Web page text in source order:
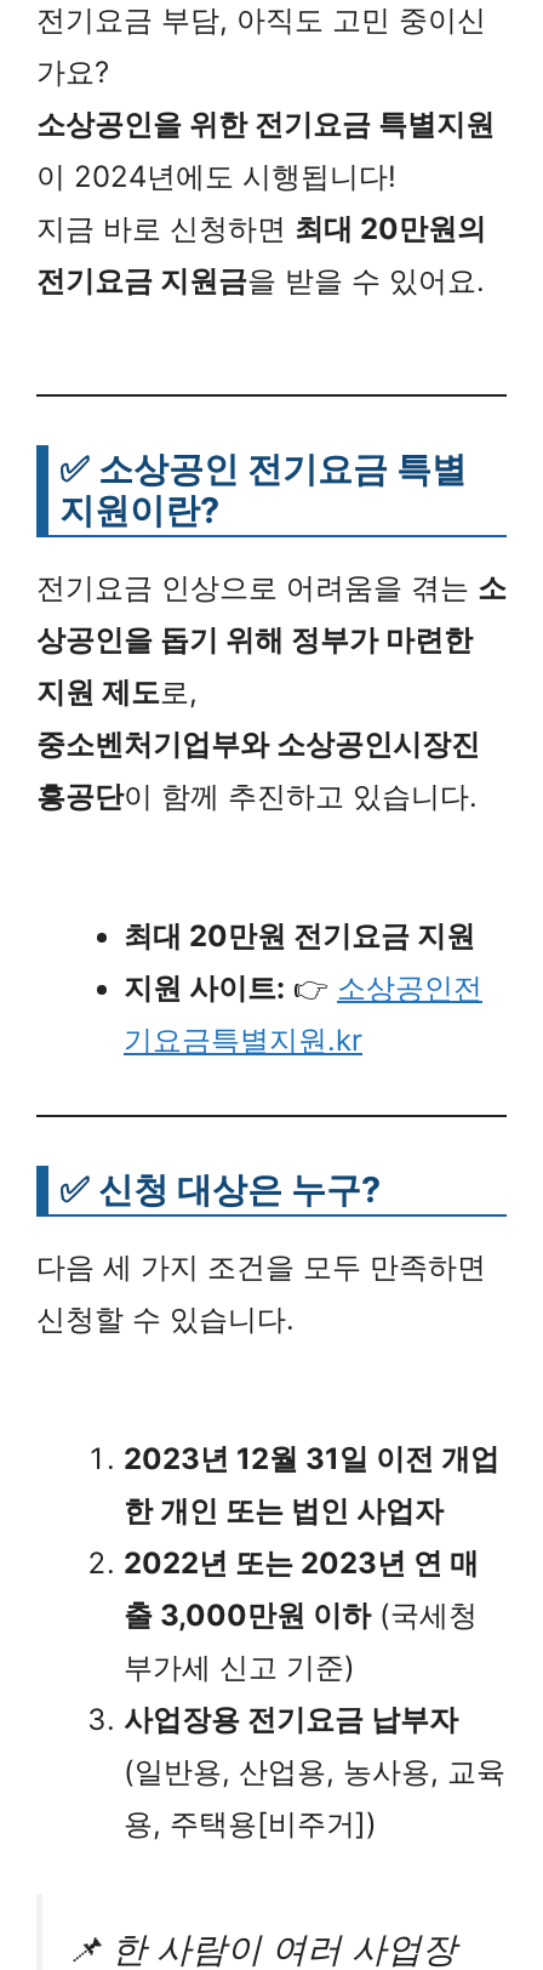
전기요금 부담, 아직도 고민 중이신
가요?
소상공인을 위한 전기요금 특별지원
이 2024년에도 시행됩니다!
지금 바로 신청하면 최대 20만원의
전기요금 지원금을 받을 수 있어요.
✅ 소상공인 전기요금 특별
지원이란?
전기요금 인상으로 어려움을 겪는 소
상공인을 돕기 위해 정부가 마련한
지원 제도로,
중소벤처기업부와 소상공인시장진
흥공단이 함께 추진하고 있습니다.
최대 20만원 전기요금 지원
지원 사이트: 👉 소상공인전
기요금특별지원.kr
✅ 신청 대상은 누구?
다음 세 가지 조건을 모두 만족하면
신청할 수 있습니다.
2023년 12월 31일 이전 개업
한 개인 또는 법인 사업자
2022년 또는 2023년 연 매
출 3,000만원 이하(국세청
부가세 신고 기준)
사업장용 전기요금 납부자
(일반용, 산업용, 농사용, 교육
용, 주택용[비주거])
📌 한 사람이 여러 사업장